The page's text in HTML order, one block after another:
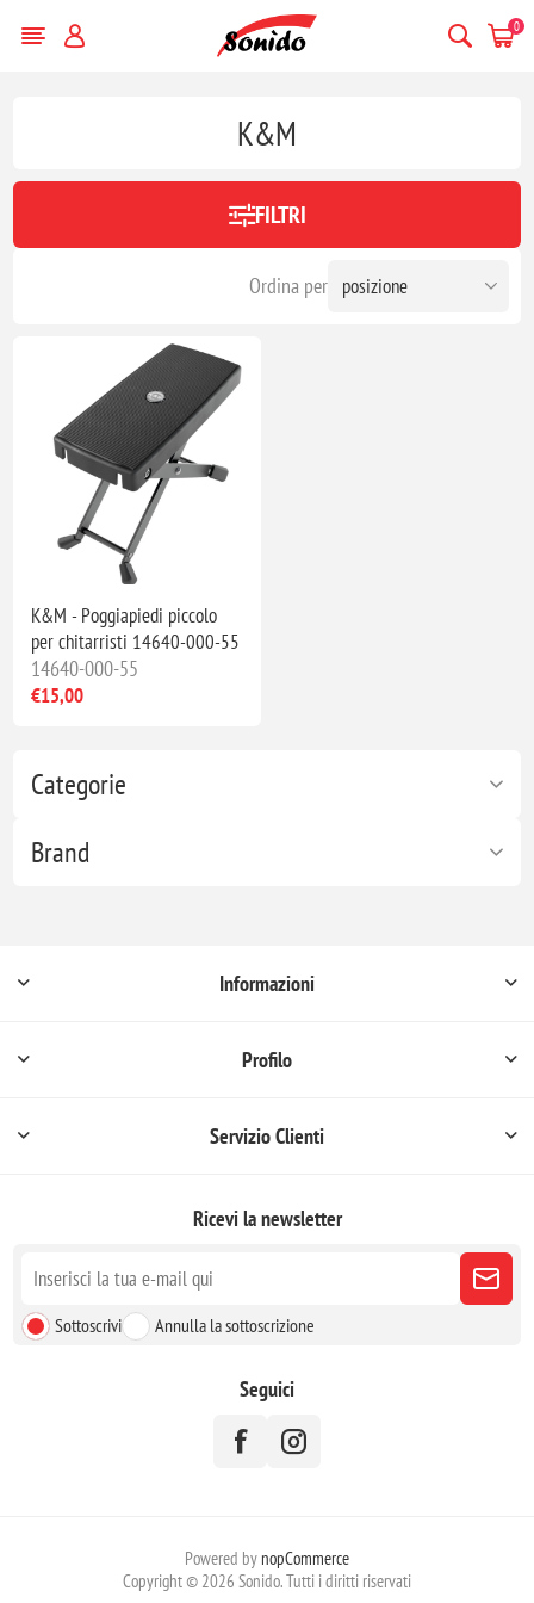
0
Categorie
Brand
K&M
FILTRI
Ordina per
K&M - Poggiapiedi piccolo
per chitarristi 14640-000-55
14640-000-55
€15,00
Informazioni
Profilo
Servizio Clienti
Ricevi la newsletter
Sottoscrivi Annulla la sottoscrizione
Seguici
Powered by nopCommerce
Copyright © 2026 Sonido. Tutti i diritti riservati